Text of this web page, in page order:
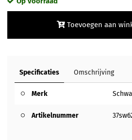
Toevoegen aan
Specificaties Omschrijving
Merk
Artikelnummer